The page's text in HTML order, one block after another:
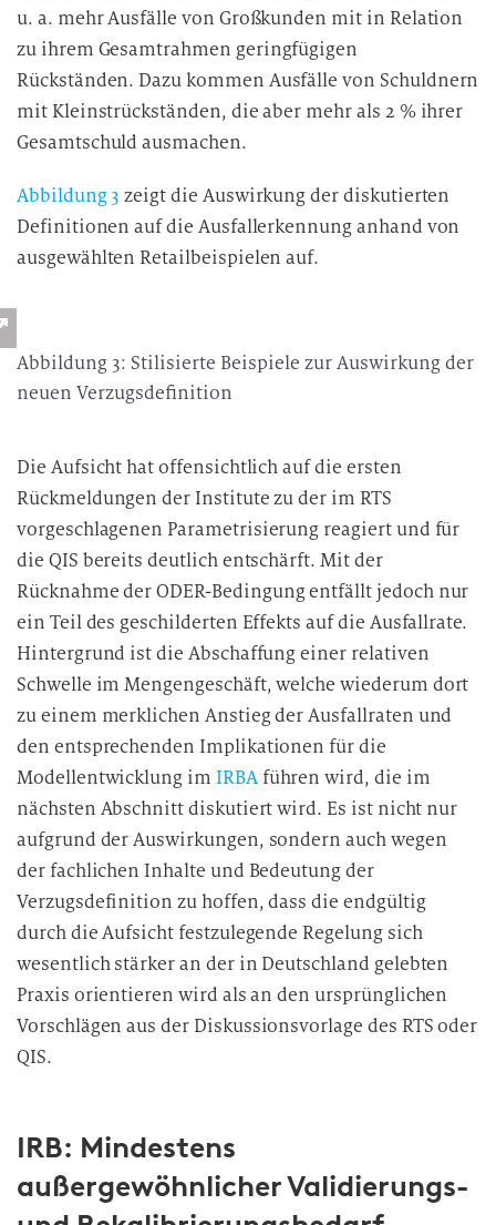
u. a. mehr Ausfälle von Großkunden mit in Relation
zu ihrem Gesamtrahmen geringfügigen
Rückständen. Dazu kommen Ausfälle von Schuldnern
mit Kleinstrückständen, die aber mehr als 2 % ihrer
Gesamtschuld ausmachen.
Abbildung 3 zeigt die Auswirkung der diskutierten
Definitionen auf die Ausfallerkennung anhand von
ausgewählten Retailbeispielen auf.
Abbildung 3: Stilisierte Beispiele zur Auswirkung der
neuen Verzugsdefinition
Die Aufsicht hat offensichtlich auf die ersten
Rückmeldungen der Institute zu der im RTS
vorgeschlagenen Parametrisierung reagiert und für
die QIS bereits deutlich entschärft. Mit der
Rücknahme der ODER-Bedingung entfällt jedoch nur
ein Teil des geschilderten Effekts auf die Ausfallrate.
Hintergrund ist die Abschaffung einer relativen
Schwelle im Mengengeschäft, welche wiederum dort
zu einem merklichen Anstieg der Ausfallraten und
den entsprechenden Implikationen für die
Modellentwicklung im IRBAführen wird, die im
nächsten Abschnitt diskutiert wird. Es ist nicht nur
aufgrund der Auswirkungen, sondern auch wegen
der fachlichen Inhalte und Bedeutung der
Verzugsdefinition zu hoffen, dass die endgültig
durch die Aufsicht festzulegende Regelung sich
wesentlich stärker an der in Deutschland gelebten
Praxis orientieren wird als an den ursprünglichen
Vorschlägen aus der Diskussionsvorlage des RTS oder
QIS.
IRB: Mindestens
außergewöhnlicher Validierungs-